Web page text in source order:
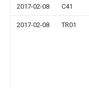
2017-02-08 C41
2017-02-08 TR01